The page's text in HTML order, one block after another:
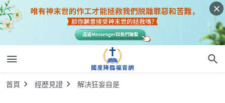
首頁 經歷見證 解决狂妄自是